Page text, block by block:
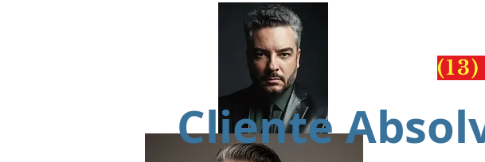
Cliente